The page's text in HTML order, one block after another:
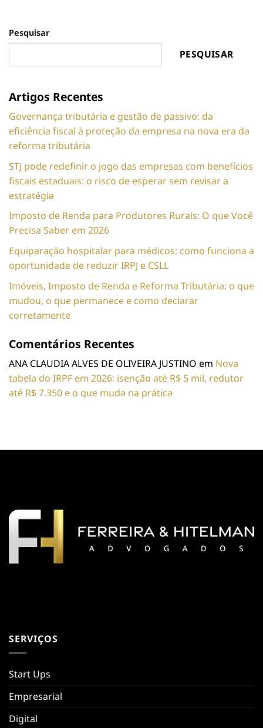
Pesquisar
PESQUISAR
Artigos Recentes
Governança tributária e gestão de passivo: da
eficiência fiscal à proteção da empresa na nova era da
reforma tributária
STJ pode redefinir o jogo das empresas com benefícios
fiscais estaduais: o risco de esperar sem revisar a
estratégia
Imposto de Renda para Produtores Rurais: O que Você
Precisa Saber em 2026
Equiparação hospitalar para médicos: como funciona a
oportunidade de reduzir IRPJ e CSLL
Imóveis, Imposto de Renda e Reforma Tributária: o que
mudou, o que permanece e como declarar
corretamente
Comentários Recentes
ANA CLAUDIA ALVES DE OLIVEIRA JUSTINO em Nova
tabela do IRPF em 2026: isenção até R$ 5 mil, redutor
até R$ 7.350 e o que muda na prática
SERVIÇOS
Start Ups
Empresarial
Digital